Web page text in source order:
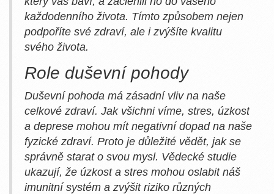
každodenního života. Tímto způsobem nejen
podpoříte své zdraví, ale i zvýšíte kvalitu
svého života.
Role duševní pohody
Duševní pohoda má zásadní vliv na naše
celkové zdraví. Jak všichni víme, stres, úzkost
a deprese mohou mít negativní dopad na naše
fyzické zdraví. Proto je důležité vědět, jak se
správně starat o svou mysl. Vědecké studie
ukazují, že úzkost a stres mohou oslabit náš
imunitní systém a zvýšit riziko různých